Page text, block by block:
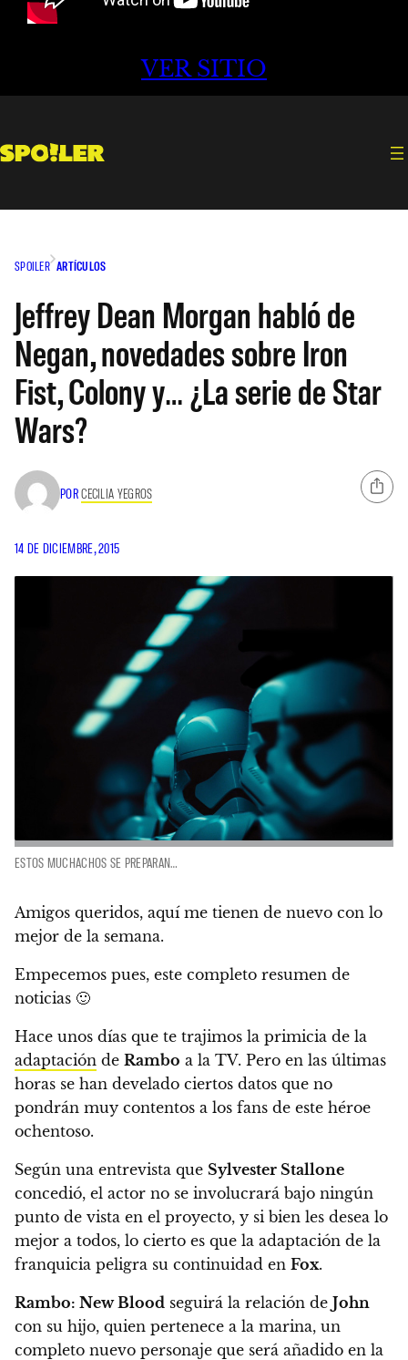
VER SITIO
SPOILER ARTÍCULOS
Jeffrey Dean Morgan habló de
Negan, novedades sobre Iron
Fist, Colony y… ¿La serie de Star
Wars?
PORCECILIA YEGROS
14 DE DICIEMBRE, 2015
ESTOS MUCHACHOS SE PREPARAN…
Amigos queridos, aquí me tienen de nuevo con lo
mejor de la semana.
Empecemos pues, este completo resumen de
noticias 🙂
Hace unos días que te trajimos la primicia de la
adaptación de Rambo a la TV. Pero en las últimas
horas se han develado ciertos datos que no
pondrán muy contentos a los fans de este héroe
ochentoso.
Según una entrevista que Sylvester Stallone
concedió, el actor no se involucrará bajo ningún
punto de vista en el proyecto, y si bien les desea lo
mejor a todos, lo cierto es que la adaptación de la
franquicia peligra su continuidad en Fox.
Rambo: New Blood seguirá la relación de John
con su hijo, quien pertenece a la marina, un
completo nuevo personaje que será añadido en la